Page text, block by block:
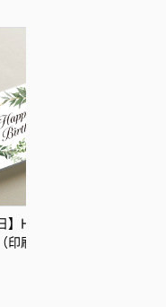
】Happy Birthday ホ
印刷あり）（150円）